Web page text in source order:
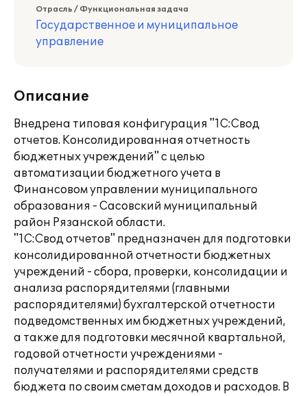
Отрасль / Функциональная задача
Государственное и муниципальное
управление
Описание
Внедрена типовая конфигурация "1С:Свод
отчетов. Консолидированная отчетность
бюджетных учреждений" с целью
автоматизации бюджетного учета в
Финансовом управлении муниципального
образования - Сасовский муниципальный
район Рязанской области.
"1С:Свод отчетов" предназначен для подготовки
консолидированной отчетности бюджетных
учреждений - сбора, проверки, консолидации и
анализа распорядителями (главными
распорядителями) бухгалтерской отчетности
подведомственных им бюджетных учреждений,
а также для подготовки месячной квартальной,
годовой отчетности учреждениями -
получателями и распорядителями средств
бюджета по своим сметам доходов и расходов. В